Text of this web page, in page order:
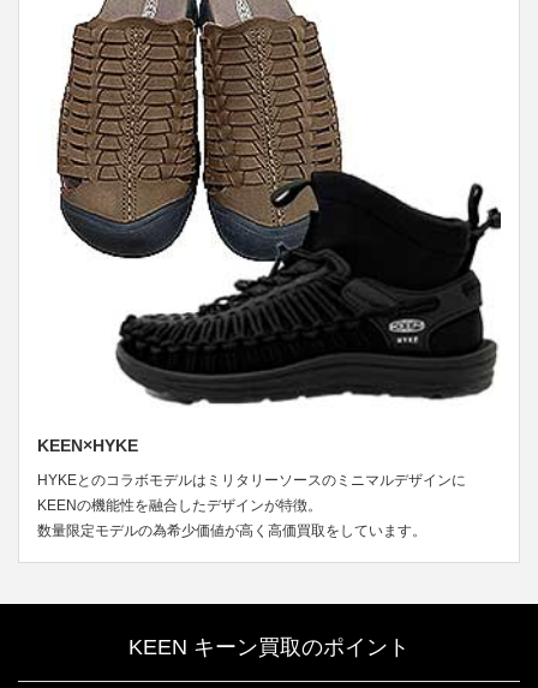
KEEN×HYKE
HYKEとのコラボモデルはミリタリーソースのミニマルデザインに
KEENの機能性を融合したデザインが特徴。
数量限定モデルの為希少価値が高く高価買取をしています。
KEEN キーン買取のポイント